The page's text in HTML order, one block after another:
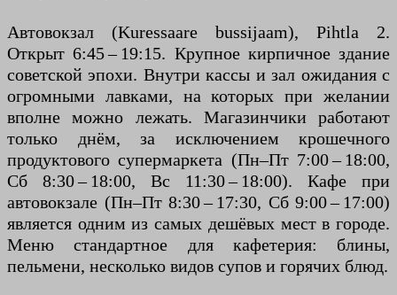
Автовокзал (Kuressaare bussijaam), Pihtla 2.
Открыт 6:45 – 19:15. Крупное кирпичное здание
советской эпохи. Внутри кассы и зал ожидания с
огромными лавками, на которых при желании
вполне можно лежать. Магазинчики работают
только днём, за исключением крошечного
продуктового супермаркета (Пн–Пт 7:00 – 18:00,
Сб 8:30 – 18:00, Вс 11:30 – 18:00). Кафе при
автовокзале (Пн–Пт 8:30 – 17:30, Сб 9:00 – 17:00)
является одним из самых дешёвых мест в городе.
Меню стандартное для кафетерия: блины,
пельмени, несколько видов супов и горячих блюд.